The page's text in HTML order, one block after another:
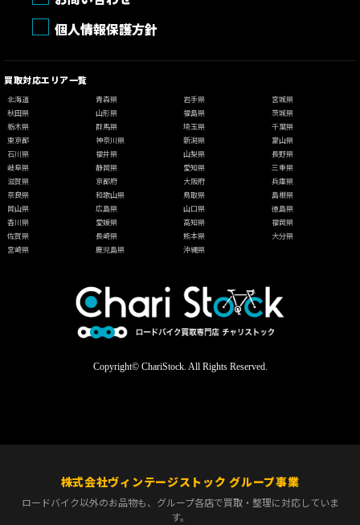
個人情報保護方針
買取対応エリア一覧
北海道 青森県 岩手県
宮城県
秋田県
山形県 福島県
茨城県
栃木県
群馬県 埼玉県
千葉県
東京都
神奈川県 新潟県
富山県
石川県
福井県 山梨県
長野県
岐阜県
静岡県 愛知県
三重県
滋賀県
京都府 大阪府
兵庫県
奈良県
和歌山県 鳥取県
島根県
岡山県
広島県 山口県
徳島県
香川県
愛媛県 高知県
福岡県
佐賀県
長崎県 熊本県
大分県
宮崎県
鹿児島県 沖縄県
Copyright© ChariStock. All Rights Reserved.
株式会社ヴィンテージストック グループ事業
ロードバイク以外のお品物も、グループ各店で買取・整理に対応していま
す。